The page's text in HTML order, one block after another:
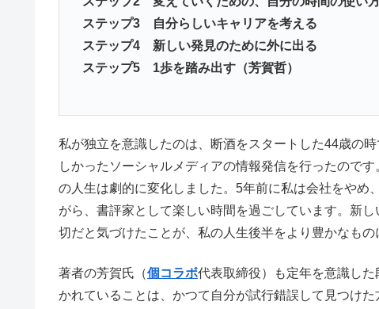
ステップ3 自分らしいキャリアを考える
ステップ4 新しい発見のために外に出る
ステップ5 1歩を踏み出す（芳賀哲）
私が独立を意識したのは、断酒をスタートした44歳の
しかったソーシャルメディアの情報発信を行ったので
の人生は劇的に変化しました。5年前に私は会社をやめ
がら、書評家として楽しい時間を過ごしています。新
切だと気づけたことが、私の人生後半をより豊かなもの
著者の芳賀氏（個コラボ代表取締役）も定年を意識し
かれていることは、かつて自分が試行錯誤して見つけ